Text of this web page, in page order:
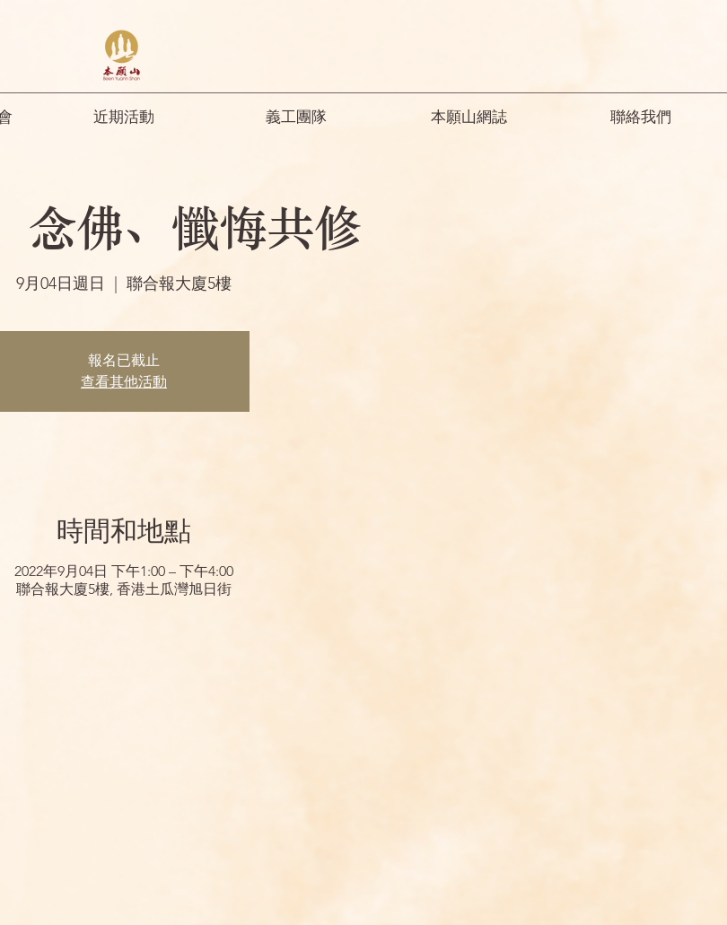
近期活動 義工團隊 本願山網誌 聯絡我們
念佛、懺悔共修
9月04日週日 聯合報大廈5樓
報名已截止
查看其他活動
時間和地點
2022年9月04日 下午1:00 – 下午4:00
聯合報大廈5樓, 香港土瓜灣旭日街